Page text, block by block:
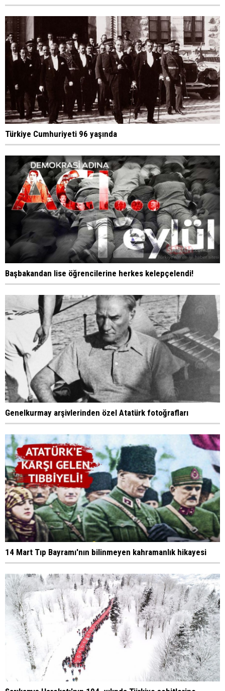
Türkiye Cumhuriyeti 96 yaşında
Başbakandan lise öğrencilerine herkes kelepçelendi!
Genelkurmay arşivlerinden özel Atatürk fotoğrafları
14 Mart Tıp Bayramı'nın bilinmeyen kahramanlık hikayesi